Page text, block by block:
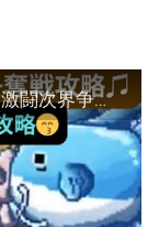
【にゃんこ大戦争】聖魔大戦勃発〜激闘次界争奪戦❣️生きろマンボウ軍団で攻略♫